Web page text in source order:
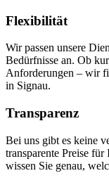
Flexibilität
Wir passen unsere
Bedürfnisse an. Ob
Anforderungen – wir
in Signau.
Transparenz
Bei uns gibt es keine
transparente Preise
wissen Sie genau,